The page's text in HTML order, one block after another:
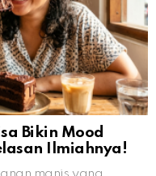
Bikin Mood
Ilmiahnya!